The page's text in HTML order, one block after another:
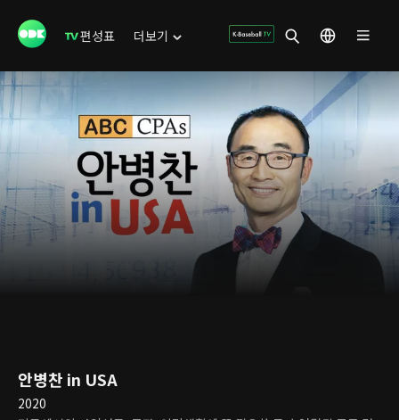
편성표 더보기
안병찬 in USA
2020